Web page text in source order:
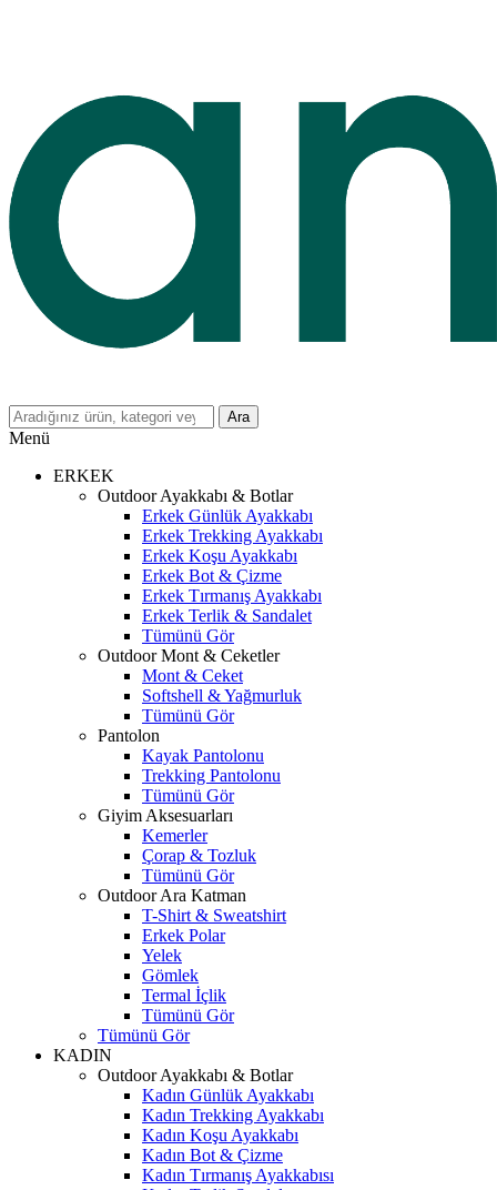
Ara
Menü
ERKEK
Outdoor Ayakkabı & Botlar
Erkek Günlük Ayakkabı
Erkek Trekking Ayakkabı
Erkek Koşu Ayakkabı
Erkek Bot & Çizme
Erkek Tırmanış Ayakkabı
Erkek Terlik & Sandalet
Tümünü Gör
Outdoor Mont & Ceketler
Mont & Ceket
Softshell & Yağmurluk
Tümünü Gör
Pantolon
Kayak Pantolonu
Trekking Pantolonu
Tümünü Gör
Giyim Aksesuarları
Kemerler
Çorap & Tozluk
Tümünü Gör
Outdoor Ara Katman
T-Shirt & Sweatshirt
Erkek Polar
Yelek
Gömlek
Termal İçlik
Tümünü Gör
Tümünü Gör
KADIN
Outdoor Ayakkabı & Botlar
Kadın Günlük Ayakkabı
Kadın Trekking Ayakkabı
Kadın Koşu Ayakkabı
Kadın Bot & Çizme
Kadın Tırmanış Ayakkabısı